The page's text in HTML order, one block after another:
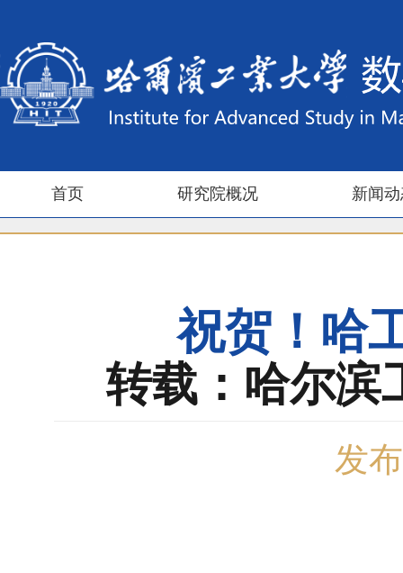
首页 研究院概况 新闻
祝贺！哈
转载：哈尔滨
发